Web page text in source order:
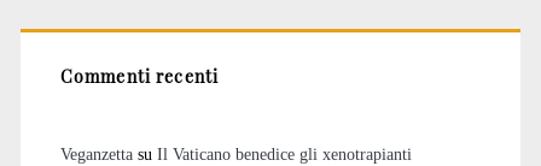
Commenti recenti
Veganzettasu Il Vaticano benedice gli xenotrapianti